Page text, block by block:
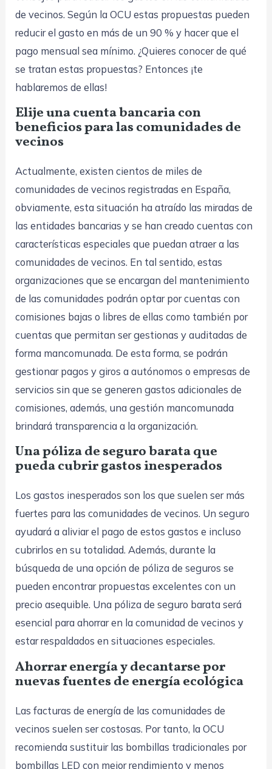
de vecinos. Según la OCU estas propuestas pueden
reducir el gasto en más de un 90 % y hacer que el
pago mensual sea mínimo. ¿Quieres conocer de qué
se tratan estas propuestas? Entonces ¡te
hablaremos de ellas!
Elije una cuenta bancaria con
beneficios para las comunidades de
vecinos
Actualmente, existen cientos de miles de
comunidades de vecinos registradas en España,
obviamente, esta situación ha atraído las miradas de
las entidades bancarias y se han creado cuentas con
características especiales que puedan atraer a las
comunidades de vecinos. En tal sentido, estas
organizaciones que se encargan del mantenimiento
de las comunidades podrán optar por cuentas con
comisiones bajas o libres de ellas como también por
cuentas que permitan ser gestionas y auditadas de
forma mancomunada. De esta forma, se podrán
gestionar pagos y giros a autónomos o empresas de
servicios sin que se generen gastos adicionales de
comisiones, además, una gestión mancomunada
brindará transparencia a la organización.
Una póliza de seguro barata que
pueda cubrir gastos inesperados
Los gastos inesperados son los que suelen ser más
fuertes para las comunidades de vecinos. Un seguro
ayudará a aliviar el pago de estos gastos e incluso
cubrirlos en su totalidad. Además, durante la
búsqueda de una opción de póliza de seguros se
pueden encontrar propuestas excelentes con un
precio asequible. Una póliza de seguro barata será
esencial para ahorrar en la comunidad de vecinos y
estar respaldados en situaciones especiales.
Ahorrar energía y decantarse por
nuevas fuentes de energía ecológica
Las facturas de energía de las comunidades de
vecinos suelen ser costosas. Por tanto, la OCU
recomienda sustituir las bombillas tradicionales por
bombillas LED con mejor rendimiento y menos